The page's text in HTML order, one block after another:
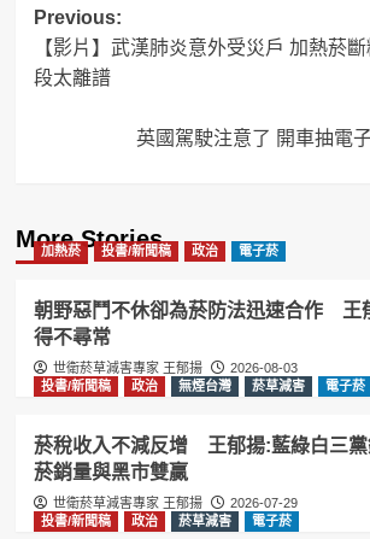
Post
navigation
Previous:
【影片】武漢肺炎意外受災戶 加熱菸
段太離譜
英國駕駛注意了 開車抽電
More Stories
加熱菸 投書/新聞稿 政治 電子菸
朝野惡鬥不休卻為菸防法迅速合作 王
得不尋常
世衛菸草減害專家 王郁揚
2026-08-03
投書/新聞稿
政治 無煙台灣 菸草減害 電子菸
菸稅收入不減反增 王郁揚:藍綠白三黨
菸銷量與黑市雙贏
世衛菸草減害專家 王郁揚
2026-07-29
投書/新聞稿
政治 菸草減害 電子菸